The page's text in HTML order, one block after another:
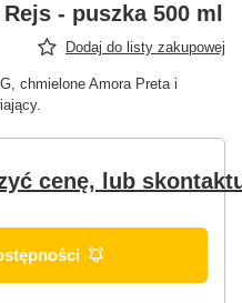
- puszka 500 ml
Dodaj do listy zakupowej
chmielone Amora Preta i
cenę, lub